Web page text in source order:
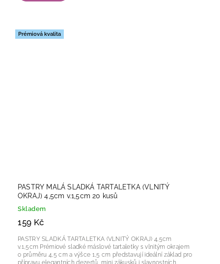
Prémiová kvalita
PASTRY MALÁ SLADKÁ TARTALETKA (VLNITÝ
OKRAJ) 4,5cm v.1,5cm 20 kusů
Skladem
159 Kč
PASTRY SLADKÁ TARTALETKA (VLNITÝ OKRAJ) 4,5cm
v.1,5cm Prémiové sladké máslové tartaletky s vlnitým okrajem
o průměru 4,5 cm a výšce 1,5 cm představují ideální základ pro
přípravu elegantních dezertů, mini zákusků i slavnostních